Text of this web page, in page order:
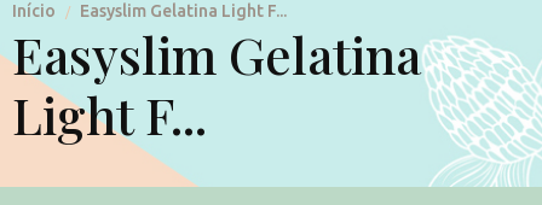
Início / Easyslim Gelatina Light F...
Easyslim Gelatina
Light F...